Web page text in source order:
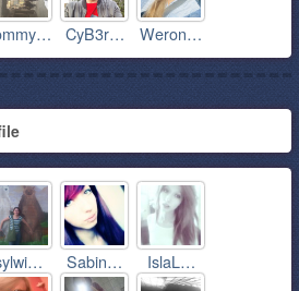
CyB3r… Weron…
Sabin… IslaL…